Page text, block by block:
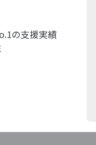
の支援実績